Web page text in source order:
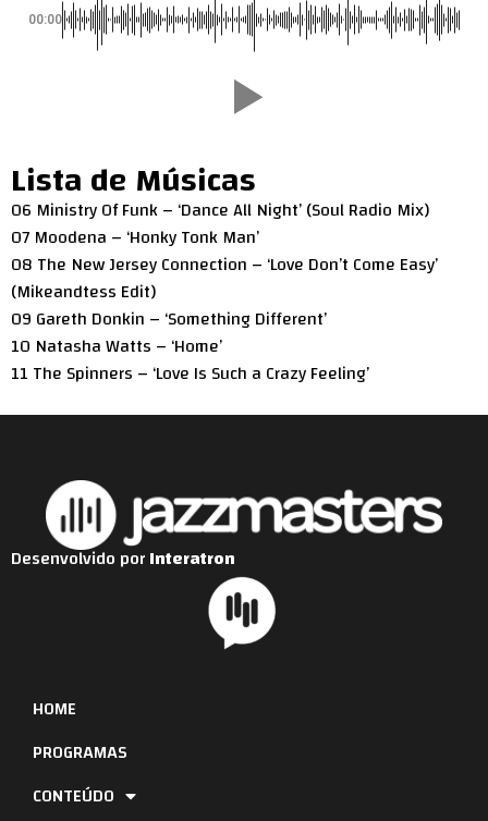
00:00
Lista de Músicas
06 Ministry Of Funk – ‘Dance All Night’ (Soul Radio Mix)
07 Moodena – ‘Honky Tonk Man’
08 The New Jersey Connection – ‘Love Don’t Come Easy’
(Mikeandtess Edit)
09 Gareth Donkin – ‘Something Different’
10 Natasha Watts – ‘Home’
11 The Spinners – ‘Love Is Such a Crazy Feeling’
HOME
PROGRAMAS
CONTEÚDO
Desenvolvido porInteratron